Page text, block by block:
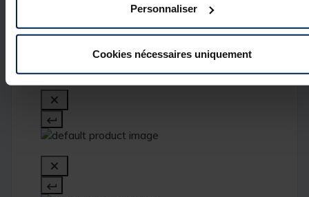
Personnaliser
Cookies nécessaires uniquement